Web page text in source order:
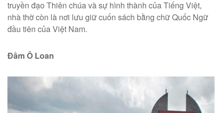
truyền đạo Thiên chúa và sự hình thành của Tiếng Việt,
nhà thờ còn là nơi lưu giữ cuốn sách bằng chữ Quốc Ngữ
đầu tiên của Việt Nam.
Đầm Ô Loan